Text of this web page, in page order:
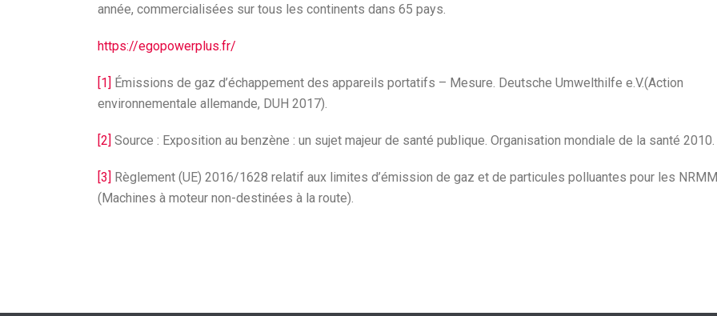
année, commercialisées sur tous les continents dans 65 pays.
https://egopowerplus.fr/
[1] Émissions de gaz d’échappement des appareils portatifs – Mesure. Deutsche Umwelthilfe e.V.(Action
environnementale allemande, DUH 2017).
[2] Source : Exposition au benzène : un sujet majeur de santé publique. Organisation mondiale de la santé 2010.
[3] Règlement (UE) 2016/1628 relatif aux limites d’émission de gaz et de particules polluantes pour les NRMM
(Machines à moteur non-destinées à la route).